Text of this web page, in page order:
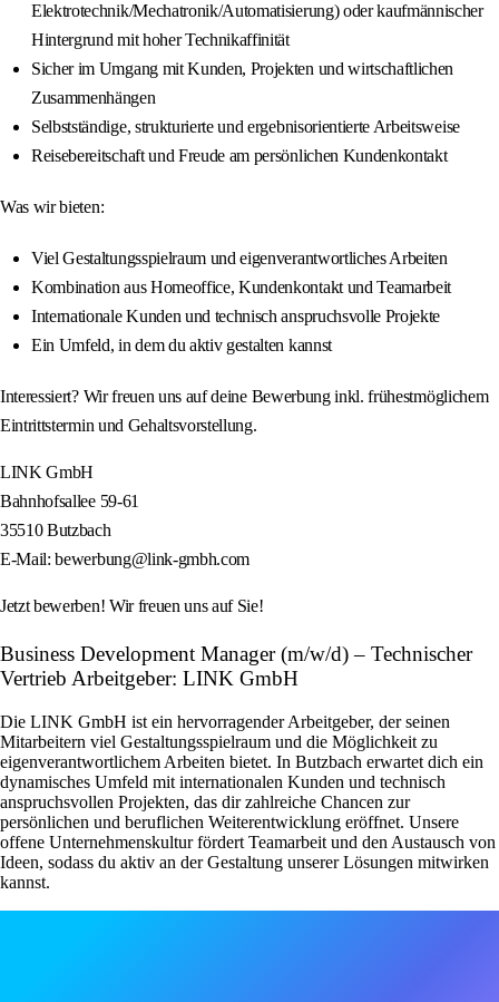
Elektrotechnik/Mechatronik/Automatisierung) oder kaufmännischer
Hintergrund mit hoher Technikaffinität
Sicher im Umgang mit Kunden, Projekten und wirtschaftlichen
Zusammenhängen
Selbstständige, strukturierte und ergebnisorientierte Arbeitsweise
Reisebereitschaft und Freude am persönlichen Kundenkontakt
Was wir bieten:
Viel Gestaltungsspielraum und eigenverantwortliches Arbeiten
Kombination aus Homeoffice, Kundenkontakt und Teamarbeit
Internationale Kunden und technisch anspruchsvolle Projekte
Ein Umfeld, in dem du aktiv gestalten kannst
Interessiert? Wir freuen uns auf deine Bewerbung inkl. frühestmöglichem
Eintrittstermin und Gehaltsvorstellung.
LINK GmbH
Bahnhofsallee 59-61
35510 Butzbach
E-Mail: bewerbung@link-gmbh.com
Jetzt bewerben! Wir freuen uns auf Sie!
Business Development Manager (m/w/d) – Technischer
Vertrieb Arbeitgeber: LINK GmbH
Die LINK GmbH ist ein hervorragender Arbeitgeber, der seinen
Mitarbeitern viel Gestaltungsspielraum und die Möglichkeit zu
eigenverantwortlichem Arbeiten bietet. In Butzbach erwartet dich ein
dynamisches Umfeld mit internationalen Kunden und technisch
anspruchsvollen Projekten, das dir zahlreiche Chancen zur
persönlichen und beruflichen Weiterentwicklung eröffnet. Unsere
offene Unternehmenskultur fördert Teamarbeit und den Austausch von
Ideen, sodass du aktiv an der Gestaltung unserer Lösungen mitwirken
kannst.